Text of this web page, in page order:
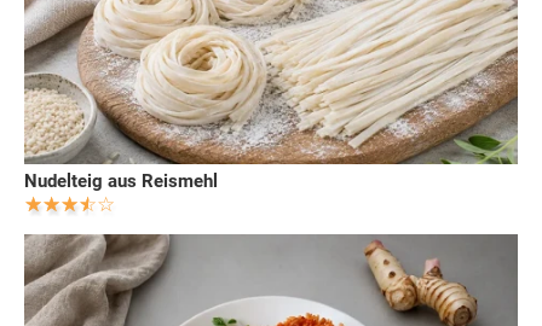
Nudelteig aus Reismehl